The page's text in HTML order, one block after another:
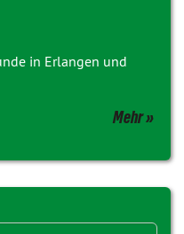
in Erlangen und
Mehr